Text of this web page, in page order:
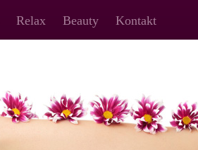
Relax Beauty Kontakt